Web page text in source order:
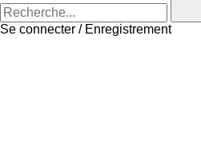
Se connecter / Enregistrement